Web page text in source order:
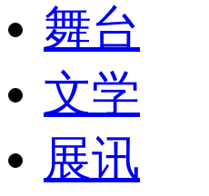
舞台
文学
展讯